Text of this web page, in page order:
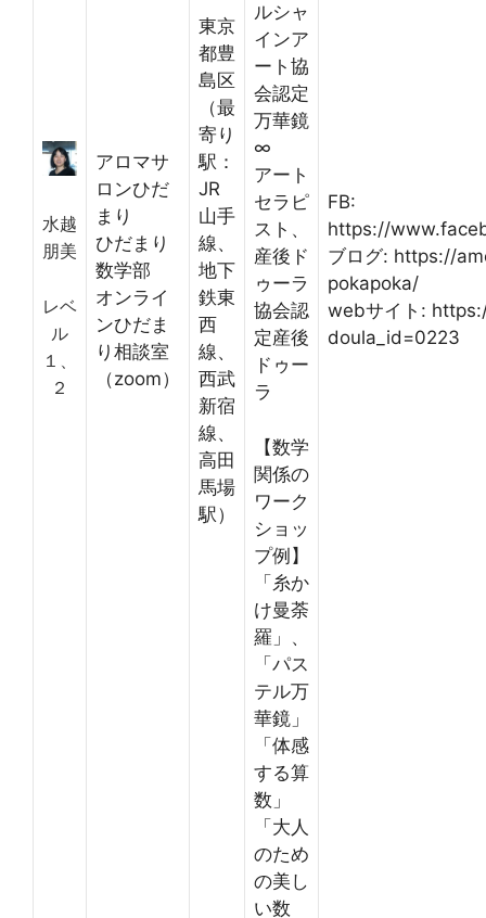
水越
朋美
レベ
ル
１、
２
アロマサ
ロンひだ
まり
ひだまり
数学部
オンライ
ンひだま
り相談室
（zoom）
東京
都豊
島区
（最
寄り
駅：
JR
山手
線、
地下
鉄東
西
線、
西武
新宿
線、
高田
馬場
駅）
ルシャ
インア
ート協
会認定
万華鏡
∞
アート
セラピ
スト、
産後ド
ゥーラ
協会認
定産後
ドゥー
ラ
【数学
関係の
ワーク
ショッ
プ例】
「糸か
け曼荼
羅」、
「パス
テル万
華鏡」
「体感
する算
数」
「大人
のため
の美し
い数
FB:
https://
ブログ: https://
pokapoka/
webサイト:
doula_id=0223